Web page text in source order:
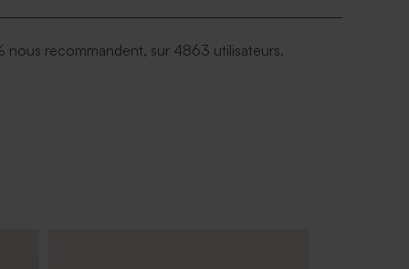
nous recommandent, sur 4863 utilisateurs.